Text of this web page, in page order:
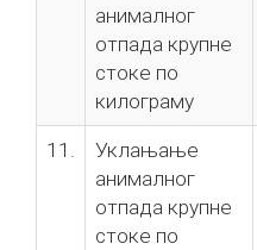
анималног
отпада крупне
стоке по
килограму
11.
Уклањање
анималног
отпада крупне
стоке по